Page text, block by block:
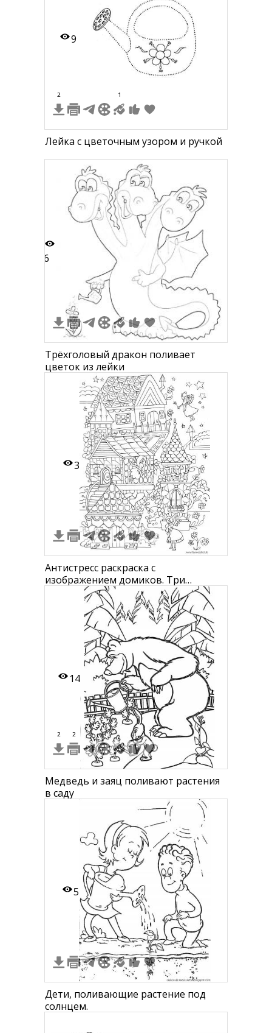
9
2 1
Лейка с цветочным узором и ручкой
6
Трёхголовый дракон поливает
цветок из лейки
3
Антистресс раскраска с
изображением домиков. Три
сказочных домика с крышами из
черепицы, лестницами и окнами,
вокруг растут деревья и цветы. На
переднем плане две феи, одна
летает с крыльями и звездочками,
другая поливает цветы.
14
2 2 1 1
Медведь и заяц поливают растения
в саду
5
Дети, поливающие растение под
солнцем.